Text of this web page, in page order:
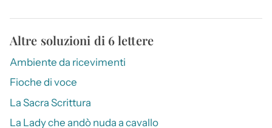
Altre soluzioni di 6 lettere
Ambiente da ricevimenti
Fioche di voce
La Sacra Scrittura
La Lady che andò nuda a cavallo